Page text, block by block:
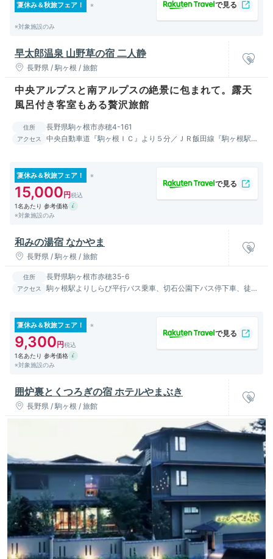
夏休み＆秋旅フェア！
※対象施設のみ
早太郎温泉 山野草の宿 二人静
長野県 / 駒ヶ根 / 旅館
中央アルプスと南アルプスの絶景に包まれて。露天
風呂付き客室もある贅沢旅館
住所 長野県駒ヶ根市赤穂4-161
アクセス
中央自動車道『駒ヶ根ＩＣ』より５分／ＪＲ飯田線『駒ヶ根駅』
夏休み＆秋旅フェア！
15,000
1名あたり 参考価格
※対象施設のみ
和みの湯宿 なかやま
長野県 / 駒ヶ根 / 旅館
住所 長野県駒ヶ根市赤穂35-6
アクセス
駒ヶ根駅よりしらび平行バス乗車、切石公園下バス停下車、徒歩
夏休み＆秋旅フェア！
9,300
1名あたり 参考価格
※対象施設のみ
囲炉裏とくつろぎの宿 ホテルやまぶき
長野県 / 駒ヶ根 / 旅館